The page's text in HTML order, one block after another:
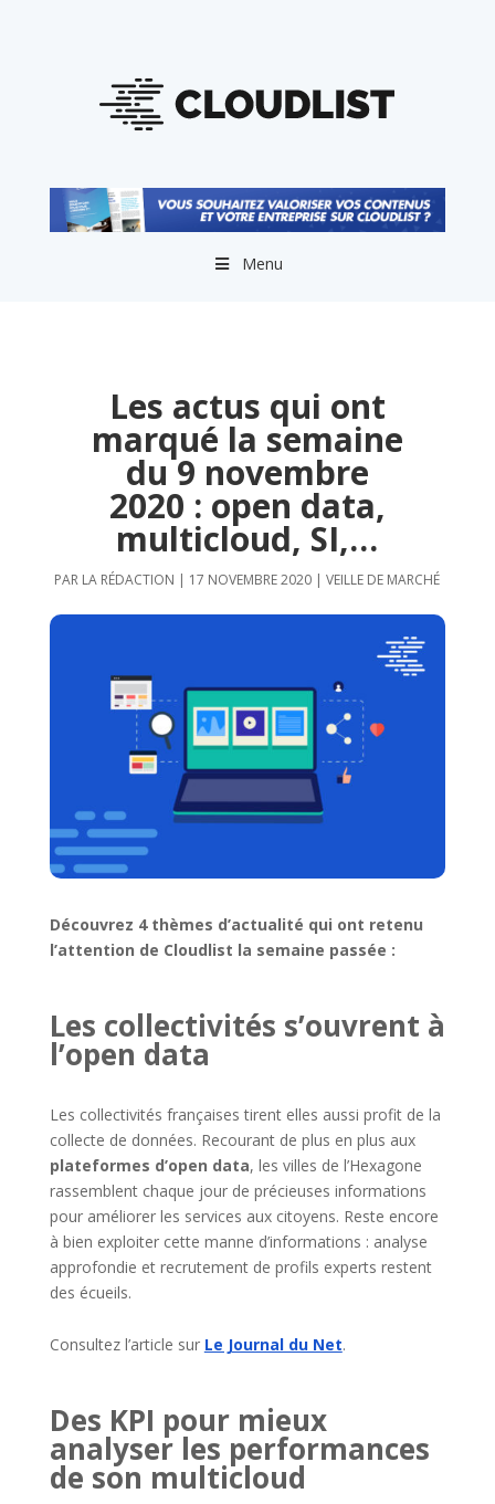
Menu
Les actus qui ont
marqué la semaine
du 9 novembre
2020 : open data,
multicloud, SI,…
PAR LA RÉDACTION | 17 NOVEMBRE 2020 |VEILLE DE MARCHÉ
Découvrez 4 thèmes d’actualité qui ont retenu
l’attention de Cloudlist la semaine passée :
Les collectivités s’ouvrent à
l’open data
Les collectivités françaises tirent elles aussi profit de la
collecte de données. Recourant de plus en plus aux
plateformes d’open data, les villes de l’Hexagone
rassemblent chaque jour de précieuses informations
pour améliorer les services aux citoyens. Reste encore
à bien exploiter cette manne d’informations : analyse
approfondie et recrutement de profils experts restent
des écueils.
Consultez l’article sur Le Journal du Net.
Des KPI pour mieux
analyser les performances
de son multicloud